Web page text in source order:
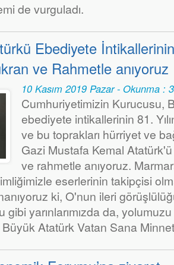
de vurguladı.
Ebediyete İntikallerinin
ve Rahmetle anıyoruz
10 Kasım 2019 Pazar - Okunma :
Cumhuriyetimizin Kurucusu,
ebediyete intikallerinin 81.
ve bu toprakları hürriyet ve
Gazi Mustafa Kemal
ve rahmetle anıyoruz.
eserlerinin takipçisi
ki, O'nun ileri
gibi yarınlarımızda da,
Büyük Atatürk Vatan Sana